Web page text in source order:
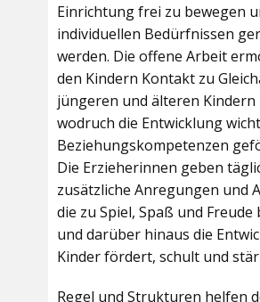
Einrichtung frei zu bewegen
individuellen Bedürfnissen
werden. Die offene Arbeit
den Kindern Kontakt zu
jüngeren und älteren
wodruch die Entwicklung
Beziehungskompetenzen
Die Erzieherinnen geben
zusätzliche Anregungen und
die zu Spiel, Spaß und Freude
und darüber hinaus die
Kinder fördert, schult und
Regel und Strukturen helfen